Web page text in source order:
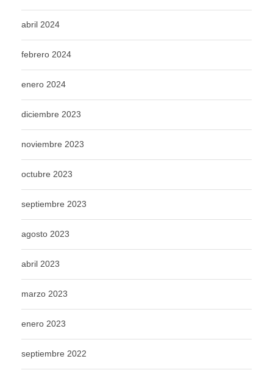
abril 2024
febrero 2024
enero 2024
diciembre 2023
noviembre 2023
octubre 2023
septiembre 2023
agosto 2023
abril 2023
marzo 2023
enero 2023
septiembre 2022